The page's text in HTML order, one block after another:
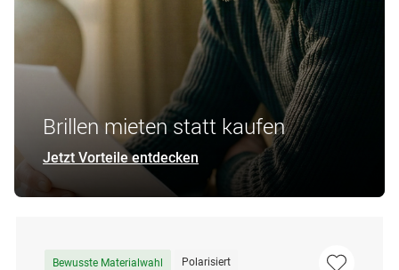
Brillen mieten statt kaufen
Jetzt Vorteile entdecken
Bewusste Materialwahl Polarisiert